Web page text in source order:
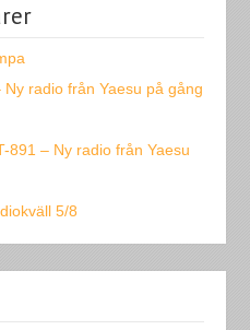
Ny radio från Yaesu på gång
891 – Ny radio från Yaesu
5/8